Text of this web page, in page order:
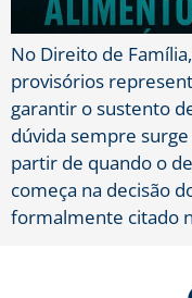
No Direito de
provisórios
garantir o sustento
dúvida sempre
partir de quando o
começa na decisão
formalmente citado